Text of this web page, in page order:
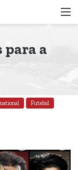
para a
Futebol